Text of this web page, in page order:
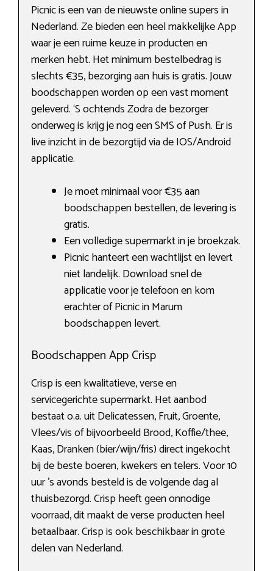
Picnic is een van de nieuwste online supers in
Nederland. Ze bieden een heel makkelijke App
waar je een ruime keuze in producten en
merken hebt. Het minimum bestelbedrag is
slechts €35, bezorging aan huis is gratis. Jouw
boodschappen worden op een vast moment
geleverd. ‘S ochtends Zodra de bezorger
onderweg is krijg je nog een SMS of Push. Er is
live inzicht in de bezorgtijd via de IOS/Android
applicatie.
Je moet minimaal voor €35 aan
boodschappen bestellen, de levering is
gratis.
Een volledige supermarkt in je broekzak.
Picnic hanteert een wachtlijst en levert
niet landelijk. Download snel de
applicatie voor je telefoon en kom
erachter of Picnic in Marum
boodschappen levert.
Boodschappen App Crisp
Crisp is een kwalitatieve, verse en
servicegerichte supermarkt. Het aanbod
bestaat o.a. uit Delicatessen, Fruit, Groente,
Vlees/vis of bijvoorbeeld Brood, Koffie/thee,
Kaas, Dranken (bier/wijn/fris) direct ingekocht
bij de beste boeren, kwekers en telers. Voor 10
uur ’s avonds besteld is de volgende dag al
thuisbezorgd. Crisp heeft geen onnodige
voorraad, dit maakt de verse producten heel
betaalbaar. Crisp is ook beschikbaar in grote
delen van Nederland.